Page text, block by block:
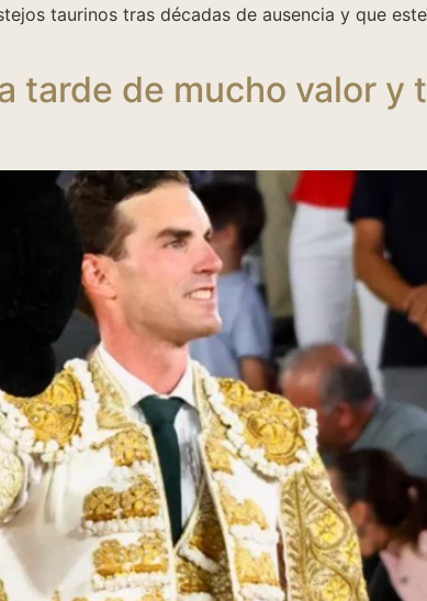
taurinos tras décadas de ausencia y que
tarde de mucho valor y